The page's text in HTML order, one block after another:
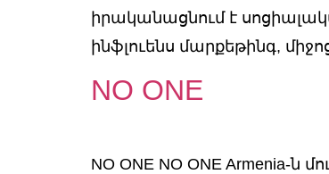
իրականացնում է
ինֆլուենս մարքեթինգ,
NO ONE
NO ONE NO ONE